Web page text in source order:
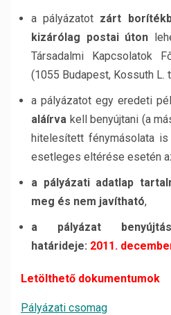
a pályázatot zárt
kizárólag postai úton
Társadalmi Kapcsolatok
(1055 Budapest, Kossuth L.
a pályázatot egy eredeti
aláírva kell benyújtani (a
hitelesített fénymásolata
esetleges eltérése esetén
a pályázati adatlap
meg és nem javítható,
a pályázat
határideje: 2011.
Letölthető dokumentumok
Pályázati csomag